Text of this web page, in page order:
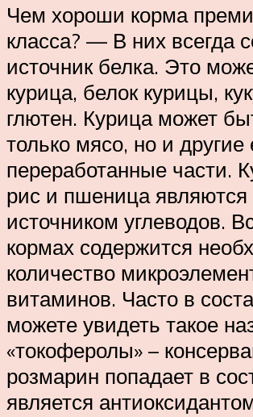
Чем хороши корма
класса? — В них всегда
источник белка. Это
курица, белок курицы,
глютен. Курица может
только мясо, но и другие
переработанные части.
рис и пшеница являются
источником углеводов.
кормах содержится
количество
витаминов. Часто в
можете увидеть такое
«токоферолы» –
розмарин попадает в
является